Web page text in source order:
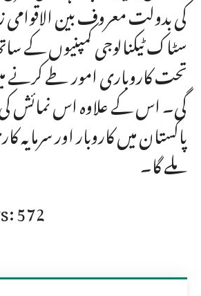
کی بدولت معروف بین الاقوامی
سٹاک ٹیکنالوجی کمپنیوں کے
تحت کاروباری امور طے کرنے
گی۔ اس کے علاوہ اس نمائش
پاکستان میں کاروبار اور سرمایہ
ملے گا۔
572